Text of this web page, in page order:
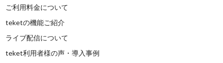
ご利用料金について
teketの機能ご紹介
ライブ配信について
teket利用者様の声・導入事例